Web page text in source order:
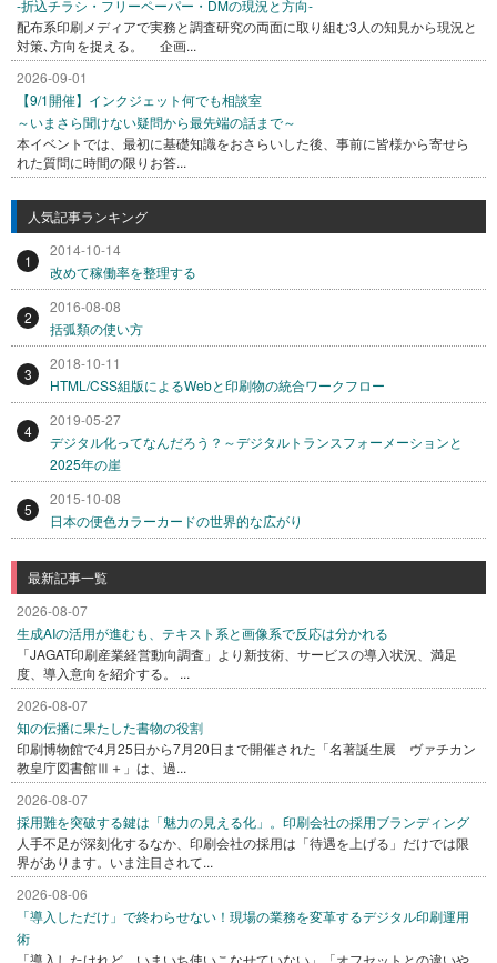
-折込チラシ・フリーペーパー・DMの現況と方向-
配布系印刷メディアで実務と調査研究の両面に取り組む3人の知見から現況と
対策､方向を捉える。 企画...
2026-09-01
【9/1開催】インクジェット何でも相談室
～いまさら聞けない疑問から最先端の話まで～
本イベントでは、最初に基礎知識をおさらいした後、事前に皆様から寄せら
れた質問に時間の限りお答...
人気記事ランキング
1
2014-10-14
改めて稼働率を整理する
2
2016-08-08
括弧類の使い方
3
2018-10-11
HTML/CSS組版によるWebと印刷物の統合ワークフロー
4
2019-05-27
デジタル化ってなんだろう？～デジタルトランスフォーメーションと
2025年の崖
5
2015-10-08
日本の便色カラーカードの世界的な広がり
最新記事一覧
2026-08-07
生成AIの活用が進むも、テキスト系と画像系で反応は分かれる
「JAGAT印刷産業経営動向調査」より新技術、サービスの導入状況、満足
度、導入意向を紹介する。 ...
2026-08-07
知の伝播に果たした書物の役割
印刷博物館で4月25日から7月20日まで開催された「名著誕生展 ヴァチカン
教皇庁図書館Ⅲ＋」は、過...
2026-08-07
採用難を突破する鍵は「魅力の見える化」。印刷会社の採用ブランディング
人手不足が深刻化するなか、印刷会社の採用は「待遇を上げる」だけでは限
界があります。いま注目されて...
2026-08-06
「導入しただけ」で終わらせない！現場の業務を変革するデジタル印刷運用
術